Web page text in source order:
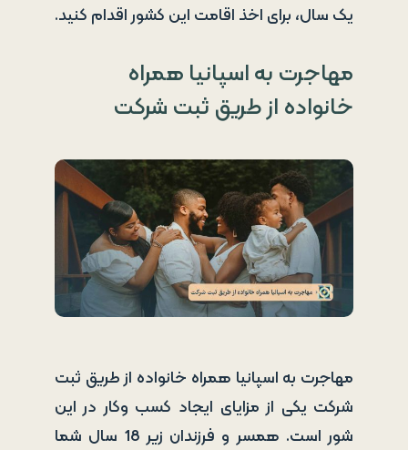
یک سال، برای اخذ اقامت این کشور اقدام کنید.
مهاجرت به اسپانیا همراه
خانواده از طریق ثبت شرکت
مهاجرت به اسپانیا همراه خانواده از طریق ثبت
شرکت یکی از مزایای ایجاد کسب وکار در این
شور است. همسر و فرزندان زیر 18 سال شما